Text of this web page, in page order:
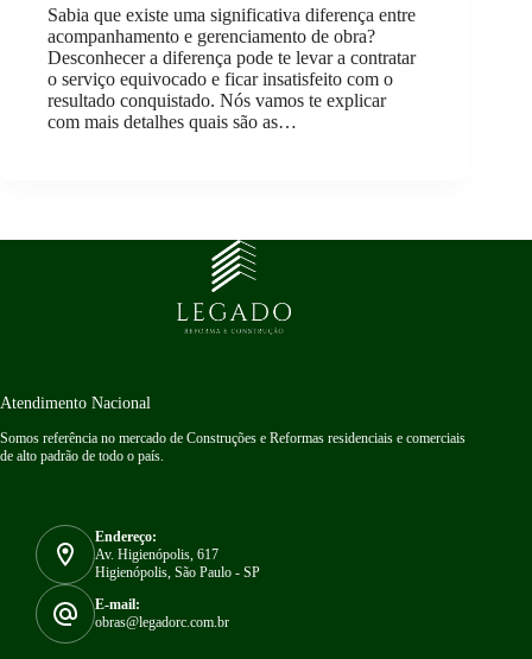
Sabia que existe uma significativa diferença entre
acompanhamento e gerenciamento de obra?
Desconhecer a diferença pode te levar a contratar
o serviço equivocado e ficar insatisfeito com o
resultado conquistado. Nós vamos te explicar
com mais detalhes quais são as…
Atendimento Nacional
Somos referência no mercado de Construções e Reformas residenciais e comerciais
de alto padrão de todo o país.
Endereço:
Av. Higienópolis, 617
Higienópolis, São Paulo - SP
E-mail:
obras@legadorc.com.br